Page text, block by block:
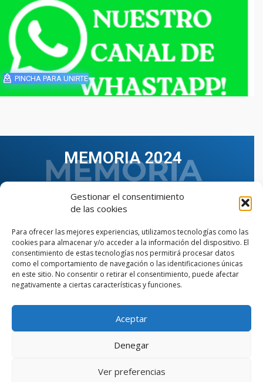
Gestionar el consentimiento
de las cookies
Para ofrecer las mejores experiencias, utilizamos tecnologías como las
cookies para almacenar y/o acceder a la información del dispositivo. El
consentimiento de estas tecnologías nos permitirá procesar datos
como el comportamiento de navegación o las identificaciones únicas
en este sitio. No consentir o retirar el consentimiento, puede afectar
negativamente a ciertas características y funciones.
Aceptar
Denegar
Ver preferencias
PINCHA PARA UNIRTE
MEMORIA 2024
VER TODAS LAS MEMORIAS
© Copyright © 2023 AIIAOC - Asociación Territorial de
Ingenieros Industriales de Andalucía Occidental. Página